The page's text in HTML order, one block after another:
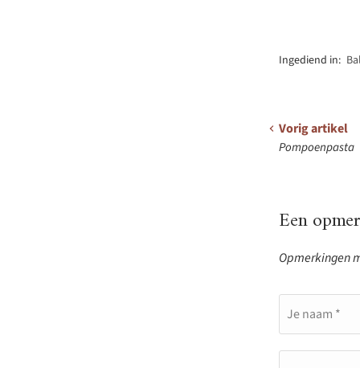
Ingediend in:
Vorig artikel
Pompoenpasta
Een
Opmerkingen
Je naam *